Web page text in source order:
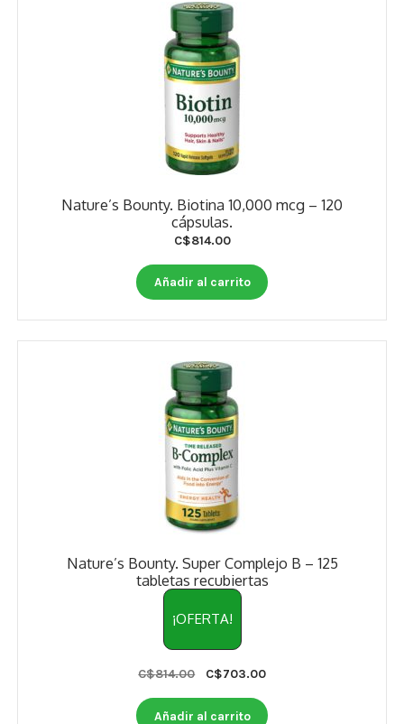
Nature’s Bounty. Biotina 10,000 mcg – 120
cápsulas.
C$814.00
Añadir al carrito
Nature’s Bounty. Super Complejo B – 125
tabletas recubiertas
¡OFERTA!
C$814.00
Original
was:
C$703.00Current
is:
Añadir al carrito